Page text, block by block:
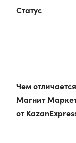
Статус
Чем отличается
Магнит
от